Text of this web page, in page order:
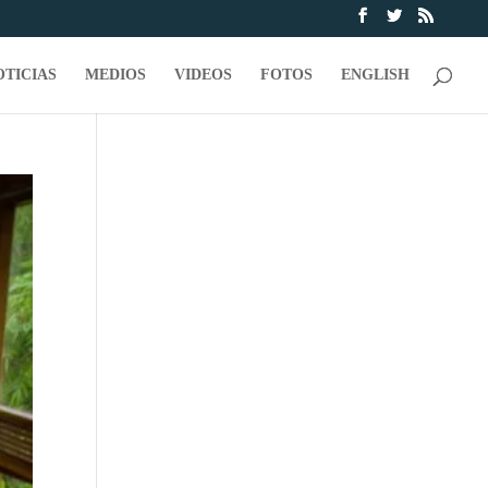
MEDIOS VIDEOS FOTOS ENGLISH